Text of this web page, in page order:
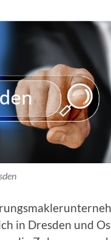
in Dresden und